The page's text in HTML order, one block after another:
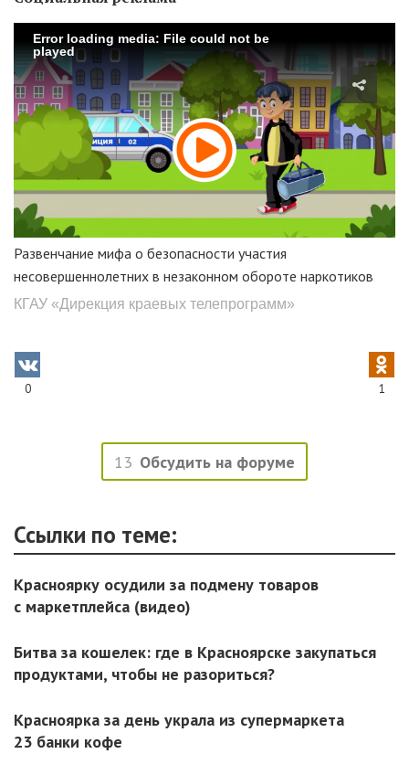
Error loading media: File could not be
played
Развенчание мифа о безопасности участия
несовершеннолетних в незаконном обороте наркотиков
КГАУ «Дирекция краевых телепрограмм»
0 1
13 Обсудить на форуме
Ссылки по теме:
Красноярку осудили за подмену товаров
с маркетплейса (видео)
Битва за кошелек: где в Красноярске закупаться
продуктами, чтобы не разориться?
Красноярка за день украла из супермаркета
23 банки кофе